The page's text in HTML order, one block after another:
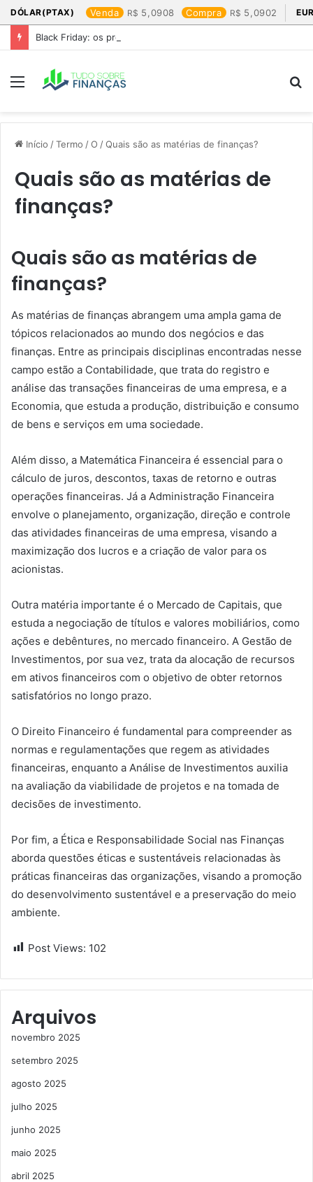
DÓLAR(PTAX) Venda 5,0908 Compra 5,0902
Black Friday: os produtos que mais valem a pena
Menu
Início /Termo /O /Quais são as matérias de finanças?
Quais são as matérias de
finanças?
Quais são as matérias de
finanças?
As matérias de finanças abrangem uma ampla gama de
tópicos relacionados ao mundo dos negócios e das
finanças. Entre as principais disciplinas encontradas nesse
campo estão a Contabilidade, que trata do registro e
análise das transações financeiras de uma empresa, e a
Economia, que estuda a produção, distribuição e consumo
de bens e serviços em uma sociedade.
Além disso, a Matemática Financeira é essencial para o
cálculo de juros, descontos, taxas de retorno e outras
operações financeiras. Já a Administração Financeira
envolve o planejamento, organização, direção e controle
das atividades financeiras de uma empresa, visando a
maximização dos lucros e a criação de valor para os
acionistas.
Outra matéria importante é o Mercado de Capitais, que
estuda a negociação de títulos e valores mobiliários, como
ações e debêntures, no mercado financeiro. A Gestão de
Investimentos, por sua vez, trata da alocação de recursos
em ativos financeiros com o objetivo de obter retornos
satisfatórios no longo prazo.
O Direito Financeiro é fundamental para compreender as
normas e regulamentações que regem as atividades
financeiras, enquanto a Análise de Investimentos auxilia
na avaliação da viabilidade de projetos e na tomada de
decisões de investimento.
Por fim, a Ética e Responsabilidade Social nas Finanças
aborda questões éticas e sustentáveis relacionadas às
práticas financeiras das organizações, visando a promoção
do desenvolvimento sustentável e a preservação do meio
ambiente.
Post Views: 102
Arquivos
novembro 2025
setembro 2025
agosto 2025
julho 2025
junho 2025
maio 2025
abril 2025